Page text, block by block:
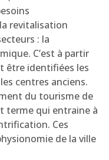
revitalisation
: la
C’est à partir
être identifiées les
centres anciens.
du tourisme de
terme qui entraine à
Ces
de la ville